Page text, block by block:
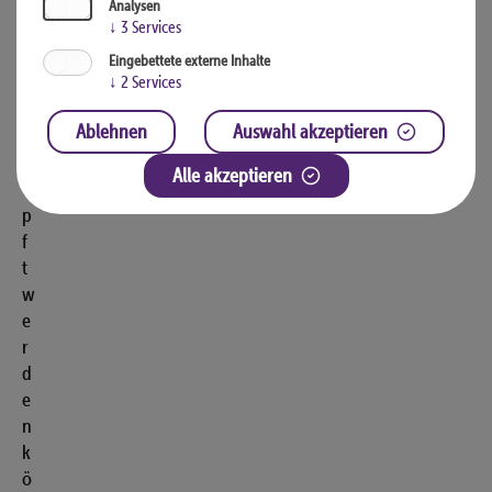
ü
p
f
t
w
e
r
d
e
n
k
ö
Analysen
↓ 3 Services
Eingebettete externe Inhalte
↓ 2Services
Ablehnen
Auswahl akzeptieren
Alle akzeptieren